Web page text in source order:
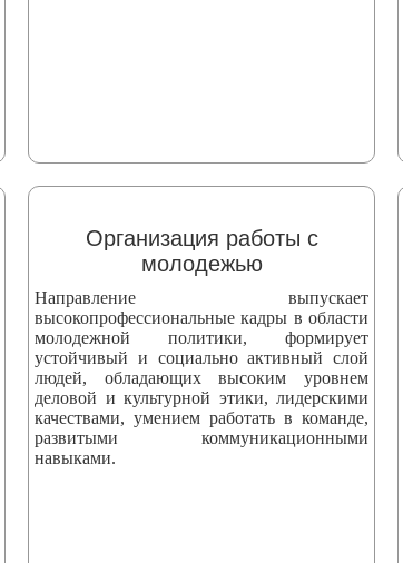
Организация работы с
молодежью
Направление выпускает
высокопрофессиональные кадры в области
молодежной политики, формирует
устойчивый и социально активный слой
людей, обладающих высоким уровнем
деловой и культурной этики, лидерскими
качествами, умением работать в команде,
развитыми коммуникационными
навыками.